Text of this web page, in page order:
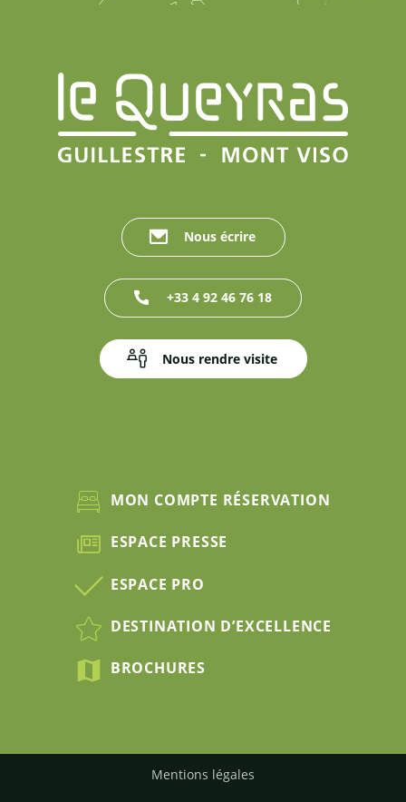
Nous écrire
+33 4 92 46 76 18
Nous rendre visite
MON COMPTE RÉSERVATION
ESPACE PRESSE
ESPACE PRO
DESTINATION D’EXCELLENCE
BROCHURES
Mentions légales